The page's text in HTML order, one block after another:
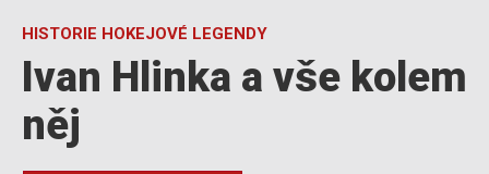
HISTORIE HOKEJOVÉ LEGENDY
Ivan Hlinka a vše kolem
něj